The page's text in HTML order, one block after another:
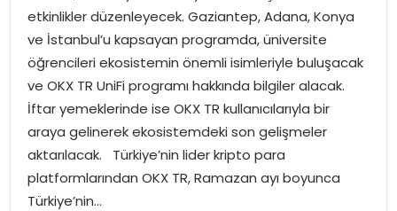
EKONOMI
MAGAZIN
DÜNYA
OTOMOBIL
etkinlikler düzenleyecek. Gaziantep, Adana, Konya
ve İstanbul’u kapsayan programda, üniversite
öğrencileri ekosistemin önemli isimleriyle buluşacak
ve OKX TR UniFi programı hakkında bilgiler alacak.
İftar yemeklerinde ise OKX TR kullanıcılarıyla bir
araya gelinerek ekosistemdeki son gelişmeler
aktarılacak. Türkiye’nin lider kripto para
platformlarından OKX TR, Ramazan ayı boyunca
Türkiye’nin…